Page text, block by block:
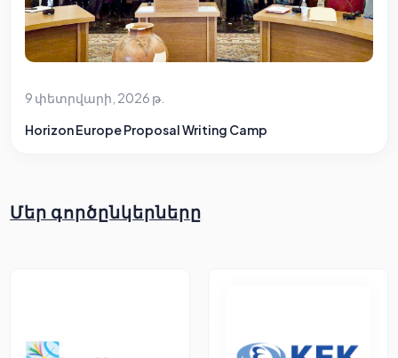
9 փետրվարի, 2026 թ.
Horizon Europe Proposal Writing Camp
Մեր գործընկերները